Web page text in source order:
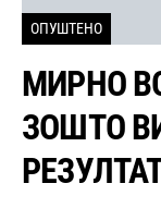
ОПУШТЕНО
МИРНО
ЗОШТО